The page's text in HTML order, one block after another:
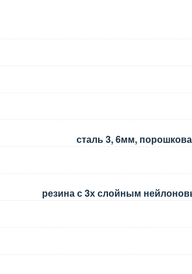
сталь 3, 6мм,
резина с 3х слойным